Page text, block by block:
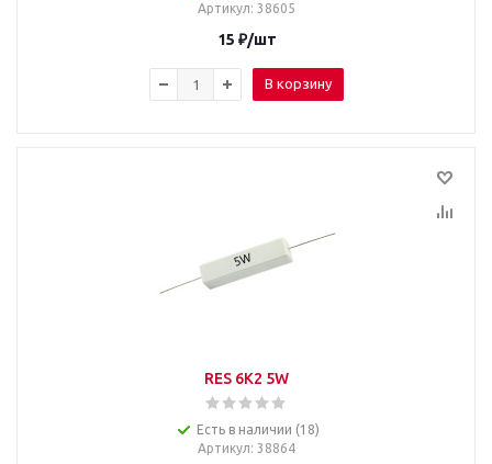
Артикул: 38605
15 ₽/шт
В корзину
RES 6K2 5W
Есть в наличии (18)
Артикул: 38864